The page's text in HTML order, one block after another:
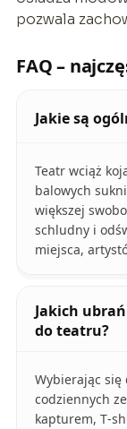
pozwala
FAQ –
Jakie są
Teatr wciąż
balowych
większej
schludny i
miejsca,
Jakich
do teatru?
Wybierając
codziennych
kapturem,